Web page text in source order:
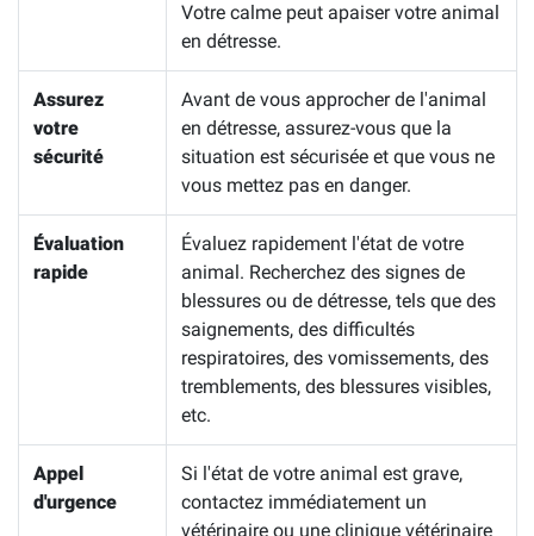
Votre calme peut apaiser votre animal
en détresse.
Assurez
votre
sécurité
Avant de vous approcher de l'animal
en détresse, assurez-vous que la
situation est sécurisée et que vous ne
vous mettez pas en danger.
Évaluation
rapide
Évaluez rapidement l'état de votre
animal. Recherchez des signes de
blessures ou de détresse, tels que des
saignements, des difficultés
respiratoires, des vomissements, des
tremblements, des blessures visibles,
etc.
Appel
d'urgence
Si l'état de votre animal est grave,
contactez immédiatement un
vétérinaire ou une clinique vétérinaire